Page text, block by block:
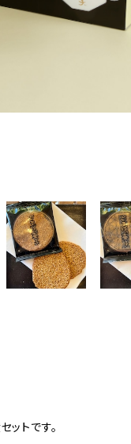
ットです。